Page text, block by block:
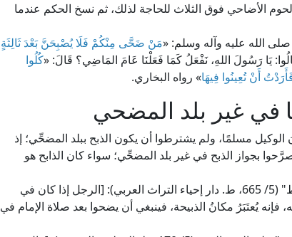
الأضاحي فوق الثلاث للحاجة لذلك، ثم نسخ الحكم عندما
الله عليه وآله وسلم: «مَنْ ضَحَّى مِنْكُمْ فَلَا يُصْبِحَنَّ بَعْدَ ثَالِثَةٍ
يَا رَسُولَ اللهِ، نَفْعَلُ كَمَا فَعَلْنَا عَامَ المَاضِي؟ قَالَ: «كُلُوا
أَنْ تُعِينُوا فِيهَا» رواه البخاري.
في غير بلد المضحي
الوكيل مسلمًا، ولم يشترطوا أن يكون الذبح ببلد المضحِّي؛ إذ
بجواز الذبح في غير بلد المضحِّي؛ سواء كان الذابح هو
قال الشيخ برهان الدين بن مازه الحنفي في "المحيط" (5/ 665، ط. دار إحياء التراث العربي): [الرجل إذا كان في
يُعتَبَرُ مكانُ الذبيحة، فينبغي أن يضحوا بعد صلاة الإمام في